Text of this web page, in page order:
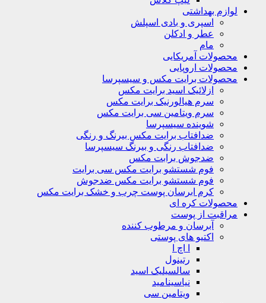
بهداشتی
اسپری و بادی اسپلش
عطر و ادکلن
آمریکایی
اروپایی
برایت مکس و سیسپرسا
ازلائیک اسید برایت مکس
سرم هیالورنیک برایت مکس
سرم ویتامین سی برایت مکس
شوینده سیسپرسا
ضدافتاب برایت مکس بیرنگ و رنگی
ضدافتاب رنگی و بیرنگ سیسپرسا
ضدجوش برابت مکس
فوم شستشو برایت مکس سی برایت
فوم شستشو برایت مکس ضدجوش
کرم ابرسان پوست چرب و خشک برایت مکس
کره ای
از پوست
آبرسان و مرطوب کننده
اکتیو های پوستی
سالسیلیک اسید
نیاسینامید
ویتامین سی